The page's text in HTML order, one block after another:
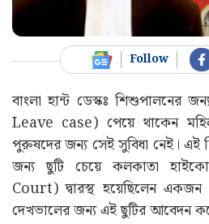
Follow
বাংলা হান্ট ডেস্কঃ শিশুপালনের
Leave case) পেয়ে থাকেন
পুরুষদের জন্য সেই সুবিধা নেই। এই
জন্য ছুটি চেয়ে কলকাতা
Court) দ্বারস্থ হয়েছিলেন একজন
দেখভালের জন্য এই ছুটির আবেদন